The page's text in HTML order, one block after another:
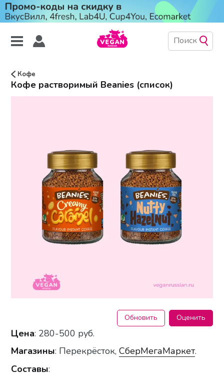
Кофе
Кофе растворимый Beanies (список)
Обновить Оценить
Цена: 280-500 руб.
Магазины: Перекрёсток,СберМегаМаркет.
Составы: